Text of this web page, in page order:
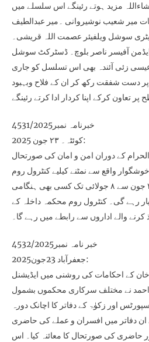
مزید ہوتے رئینگے اس سلسلے میں
میر شعیب نوشیروانی ۔میر عبدالطیف
سوشل ویلفیئر عصمت اللہ قریشی۔
آفیسر ناصر بلوچ۔ ڈسٹرکٹ سوشل
عیسی زئی آئندہ بھی اس تسلسل کو جاری
دست شفقت رکھ کر ان کے فلاح وبہبود
تعاون کرکے اپنا کردار ادا کرتے رئینگے
خبرنامہ نمبر4531/2025
کوئٹہ۔ ۲۳ جون 2025:
کے دوران امن و امان کی صورتحال
واقع سے نمٹنے کیلیے کنٹرول روم
قائم کرلیا گیا ہے جو ۲۶ جون سے ۸ جولائی تک کسی بھی ہنگامی
رہے گی۔ کنٹرول روم محکمہ داخلہ کے
کرنے والے اداروں سے رابطے میں رہے گا۔
خبر نامہ نمبر4532/2025
جعفرآباد 23جون2025:
خان کے احکامات کی روشنی میں ایڈیشنل
احمد نے مختلف سرکاری محکموں بشمول
اور زکوٰۃ کے دفاتر کا اچانک دورہ
ان دفاتر میں افسران و عملے کی حاضری
حاضری کی صورتحال کا معائنہ کیا۔ اس